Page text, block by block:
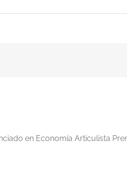
en Economía Articulista